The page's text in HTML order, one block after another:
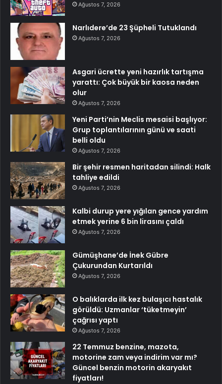
Ağustos 7, 2026
Narlıdere’de 23 Şüpheli Tutuklandı
Ağustos 7, 2026
Asgari ücrette yeni hazırlık tartışma
yarattı: Çok büyük bir kaosa neden
olur
Ağustos 7, 2026
Yeni Parti’nin Meclis mesaisi başlıyor:
Grup toplantılarının günü ve saati
belli oldu
Ağustos 7, 2026
Bir şehir resmen haritadan silindi: Halk
tahliye edildi
Ağustos 7, 2026
Kalbi durup yere yığılan gence yardım
etmek yerine 6 bin lirasını çaldı
Ağustos 7, 2026
Gümüşhane’de İnek Gübre
Çukurundan Kurtarıldı
Ağustos 7, 2026
O balıklarda ilk kez bulaşıcı hastalık
görüldü: Uzmanlar ‘tüketmeyin’
çağrısı yaptı
Ağustos 7, 2026
22 Temmuz benzine, mazota,
motorine zam veya indirim var mı?
Güncel benzin motorin akaryakıt
fiyatları!